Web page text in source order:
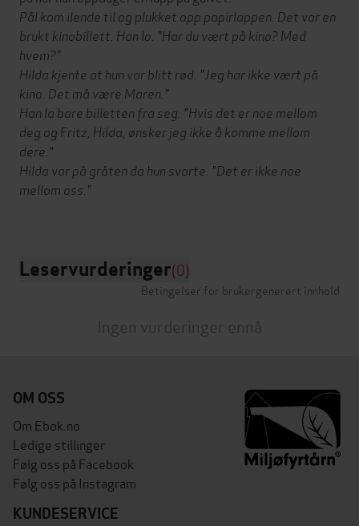
Pål kom ilende til og plukket opp papirlappen. Det var en
brukt kinobillett. Han lo. "Har du vært på kino? Med
hvem?"
Hilda kjente at hun var blitt rød. "Jeg har ikke vært på
kino. Det må være Maren."
Han la bare billetten fra seg. "Hvis det er noe mellom
deg og Fritz, Hilda, ønsker jeg ikke å komme mellom
dere."
Hilda var på gråten da hun svarte. "Det er ikke noe
mellom oss."
Leservurderinger(0)
Betingelser for brukergenerert innhold
Ingen vurderinger ennå
OM OSS
Om Ebok.no
Ledige stillinger
Følg oss på Facebook
Følg oss på Instagram
KUNDESERVICE